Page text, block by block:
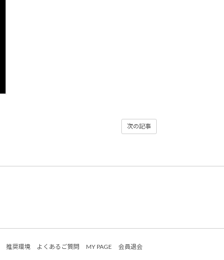
次の記事
推奨環境 よくあるご質問 MY PAGE 会員退会